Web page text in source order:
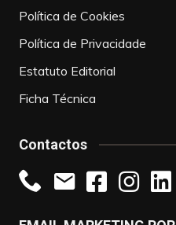
Política de Cookies
Política de Privacidade
Estatuto Editorial
Ficha Técnica
Contactos